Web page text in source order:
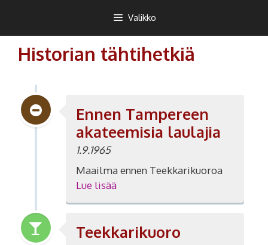
Valikko
Historian tähtihetkiä
Ennen Tampereen
akateemisia laulajia
1.9.1965
Maailma ennen Teekkarikuoroa
Lue lisää
Teekkarikuoro